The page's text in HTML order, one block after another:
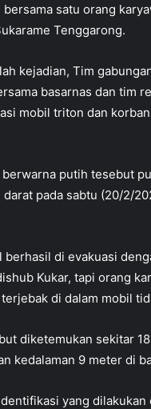
bersama satu orang
Tenggarong.
kejadian, Tim
basarnas dan tim
mobil triton dan
putih tesebut
darat pada sabtu (20/2/
berhasil di evakuasi
Kukar, tapi orang
di dalam mobil
diketemukan sekitar
kedalaman 9 meter di
yang dilakukan